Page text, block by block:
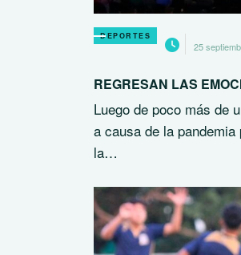
DEPORTES
25
REGRESAN LAS
Luego de poco más de
a causa de la
la…